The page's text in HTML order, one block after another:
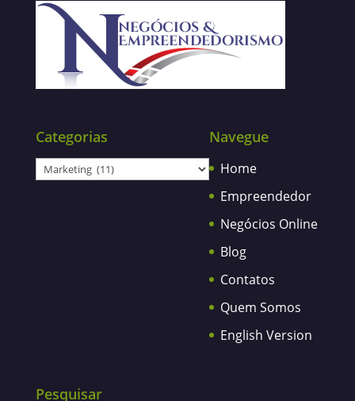
Categorias
Categorias
Navegue
Home
Empreendedor
Negócios Online
Blog
Contatos
Quem Somos
English Version
Pesquisar